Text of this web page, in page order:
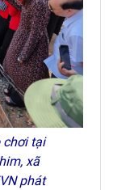
chơi tại
xã
phát